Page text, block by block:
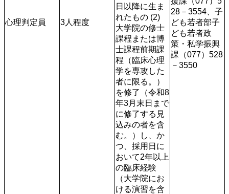
心理判定員 3人程度
日以降に生ま
れたもの (2)
大学院の修士
課程または博
士課程前期課
程（臨床心理
学を専攻した
者に限る。）
を修了（令和8
年3月末日まで
に修了する見
込みの者を含
む。）し、か
つ、採用日に
おいて2年以上
の臨床経験
（大学院にお
ける演習を含
28－3554、子
ども若者部子
ども若者政
策・私学振興
課（077）528
－3550